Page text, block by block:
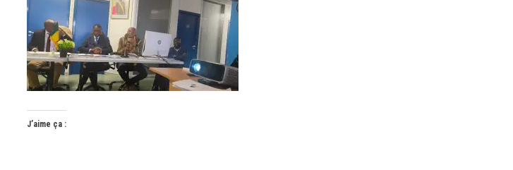
J’aime ça :